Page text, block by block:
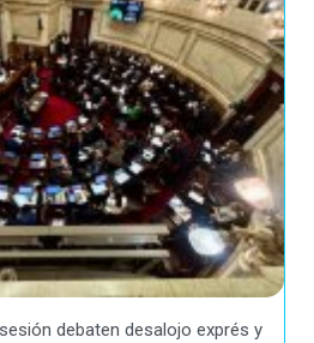
debaten desalojo exprés y